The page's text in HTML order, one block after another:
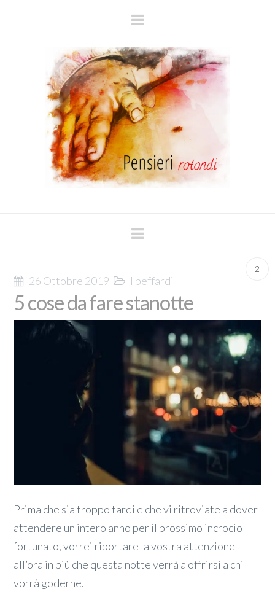
Navigation
Navigation
2
26 Ottobre 2019 I beffardi
5 cose da fare stanotte
Prima che sia troppo tardi e che vi ritroviate a dover
attendere un intero anno per il prossimo incrocio
fortunato, vorrei riportare la vostra attenzione
all’ora in più che questa notte verrà a offrirsi a chi
vorrà goderne.